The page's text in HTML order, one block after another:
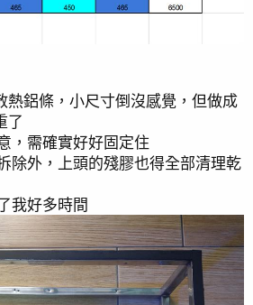
6000Q
溫度設定27-28
錄 ]2022-07-25
04
熱鋁條，小尺寸倒沒感覺，但做成
了
，需確實好好固定住
除外，上頭的殘膠也得全部清理乾
我好多時間